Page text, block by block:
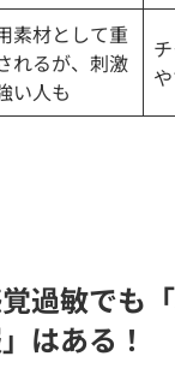
素材として重
れるが、刺激
い人も
過敏でも
はある！